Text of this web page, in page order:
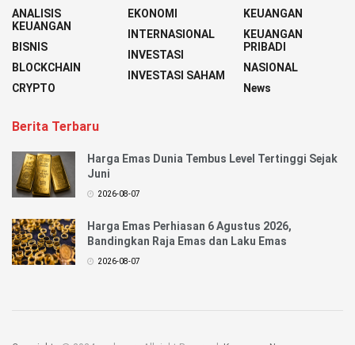
ANALISIS
KEUANGAN
BISNIS
BLOCKCHAIN
CRYPTO
EKONOMI
INTERNASIONAL
INVESTASI
INVESTASI SAHAM
KEUANGAN
KEUANGAN
PRIBADI
NASIONAL
News
Berita Terbaru
Harga Emas Dunia Tembus Level Tertinggi Sejak
Juni
2026-08-07
Harga Emas Perhiasan 6 Agustus 2026,
Bandingkan Raja Emas dan Laku Emas
2026-08-07